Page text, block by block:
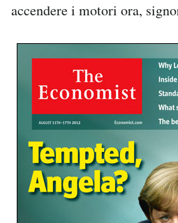
AREA PERSONALE
Area Personale
Newsletter
Notifiche mobile
Regala il Post
Hai bisogno di aiuto?
Esci
accendere i motori ora,